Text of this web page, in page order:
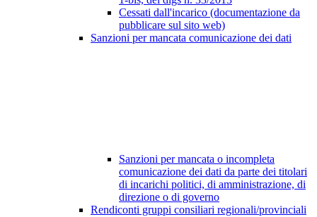
Cessati dall'incarico (documentazione da
pubblicare sul sito web)
Sanzioni per mancata comunicazione dei dati
Sanzioni per mancata o incompleta
comunicazione dei dati da parte dei titolari
di incarichi politici, di amministrazione, di
direzione o di governo
Rendiconti gruppi consiliari regionali/provinciali